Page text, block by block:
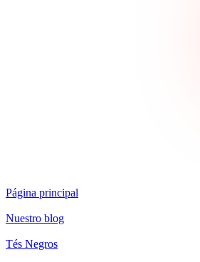
Página principal
Nuestro blog
Tés Negros